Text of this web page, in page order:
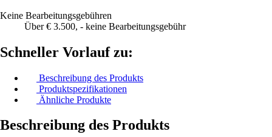
Keine Bearbeitungsgebühren
Über € 3.500, - keine Bearbeitungsgebühr
Schneller Vorlauf zu:
Beschreibung des Produkts
Produktspezifikationen
Ähnliche Produkte
Beschreibung des Produkts